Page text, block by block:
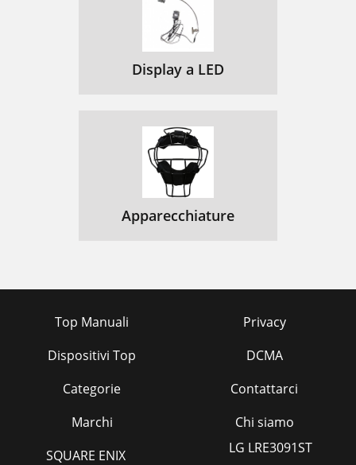
Display a LED
Apparecchiature
Top Manuali
Dispositivi Top
Categorie
Marchi
Privacy
DCMA
Contattarci
Chi siamo
SQUARE ENIX
LG LRE3091ST